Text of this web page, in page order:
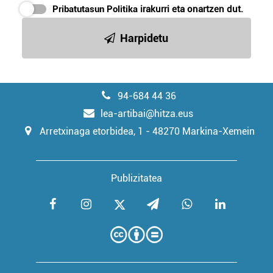
Pribatutasun Politika irakurri eta onartzen dut.
Harpidetu
94-684 44 36
lea-artibai@hitza.eus
Arretxinaga etorbidea, 1 - 48270 Markina-Xemein
Publizitatea